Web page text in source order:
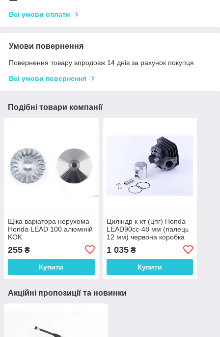
Всі умови оплати
Умови повернення
Повернення товару впродовж 14 днів за рахунок покупця
Всі умови повернення
Подібні товари компанії
Щіка варіатора нерухома
Honda LEAD 100 алюміній
KOK
255 ₴
Купити
Циліндр к-кт (цпг) Honda
LEAD90cc-48 мм (палець
12 мм) червона коробка
1 035₴
Купити
Акційні пропозиції та новинки